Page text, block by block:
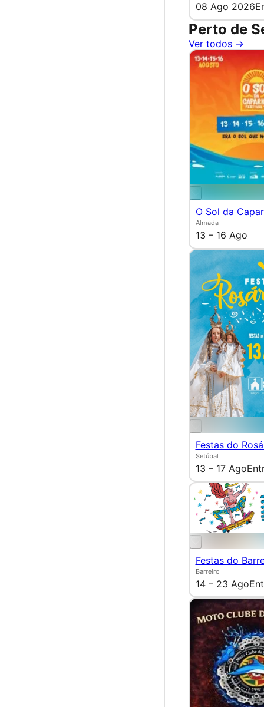
08 Ago 2026
Perto de
Ver todos →
O Sol da
Almada
13 – 16 Ago
Festas do
Setúbal
13 – 17 Ago
Festas do
Barreiro
14 – 23 Ago